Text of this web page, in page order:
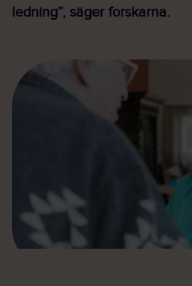
ledning”, säger forskarna.